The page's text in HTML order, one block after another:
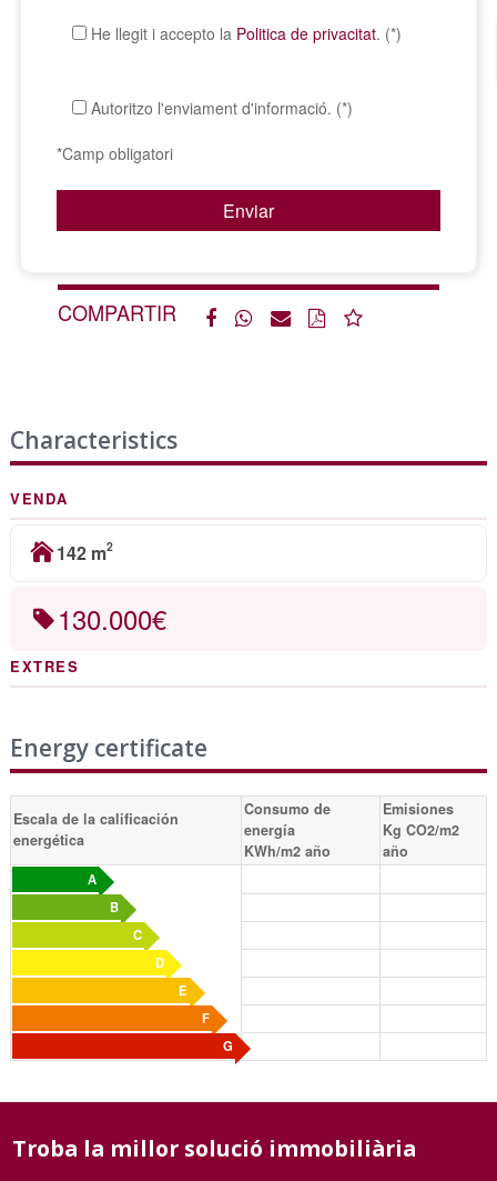
He llegit i accepto la Politica de privacitat. (*)
Autoritzo l'enviament d'informació. (*)
*Camp obligatori
COMPARTIR
Characteristics
VENDA
142 m2
130.000€
EXTRES
Energy certificate
Escala de la calificación
energética
Consumo de
energía
KWh/m2 año
Emisiones
Kg CO2/m2
año
A
B
C
D
E
F
G
Troba la millor solució immobiliària